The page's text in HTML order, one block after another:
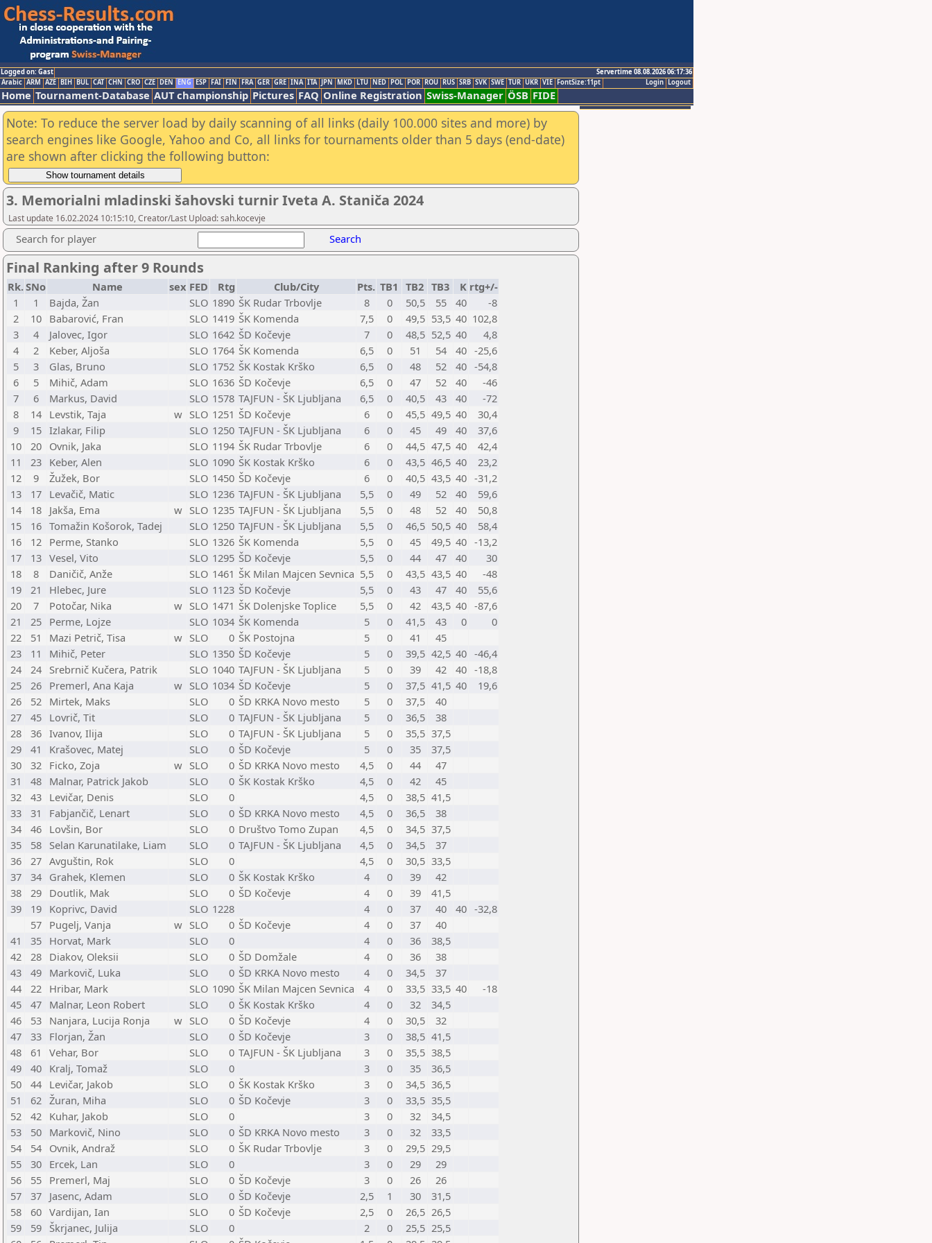
Logged on: Gast
Servertime 08.08.2026 06:17:36
Logout
Login
Arabic ARM AZE BIH BUL CAT CHN CRO CZE DEN ENG ESP FAI FIN FRA GER GRE INA ITA JPN MKD LTU NED POL POR ROU RUS SRB SVK SWE TUR UKR VIE FontSize:11pt
Home Tournament-Database AUT championship Pictures FAQ Online Registration Swiss-Manager ÖSB FIDE
Note: To reduce the server load by daily scanning of all links (daily 100.000 sites and more) by
search engines like Google, Yahoo and Co, all links for tournaments older than 5 days (end-date)
are shown after clicking the following button:
3. Memorialni mladinski šahovski turnir Iveta A. Staniča 2024
Last update 16.02.2024 10:15:10, Creator/Last Upload: sah.kocevje
Search for player Search
Final Ranking after 9 Rounds
Rk.SNo Name sex FED Rtg Club/City Pts. TB1 TB2 TB3 K rtg+/-
1
1 Bajda, Žan SLO 1890 ŠK Rudar Trbovlje 8 0 50,5 55 40
-8
2
10 Babarović, Fran SLO 1419 ŠK Komenda 7,5 0 49,5 53,5 40 102,8
3
4 Jalovec, Igor SLO 1642 ŠD Kočevje 7 0 48,5 52,5 40
4,8
4
2 Keber, Aljoša SLO 1764 ŠK Komenda 6,5 0 51 54 40 -25,6
5
3 Glas, Bruno SLO 1752 ŠK Kostak Krško 6,5 0 48 52 40 -54,8
6
5 Mihič, Adam SLO 1636 ŠD Kočevje 6,5 0 47 52 40
-46
7
6 Markus, David SLO 1578 TAJFUN - ŠK Ljubljana 6,5 0 40,5 43 40
-72
8
14 Levstik, Taja w SLO 1251 ŠD Kočevje 6 0 45,5 49,5 40
30,4
9
15 Izlakar, Filip SLO 1250 TAJFUN - ŠK Ljubljana 6 0 45 49 40
37,6
10
20 Ovnik, Jaka SLO 1194 ŠK Rudar Trbovlje 6 0 44,5 47,5 40
42,4
11
23 Keber, Alen SLO 1090 ŠK Kostak Krško 6 0 43,5 46,5 40
23,2
12
9 Žužek, Bor SLO 1450 ŠD Kočevje 6 0 40,5 43,5 40 -31,2
13
17 Levačič, Matic SLO 1236 TAJFUN - ŠK Ljubljana 5,5 0 49 52 40
59,6
14
18 Jakša, Ema w SLO 1235 TAJFUN - ŠK Ljubljana 5,5 0 48 52 40
50,8
15
16 Tomažin Košorok, Tadej SLO 1250 TAJFUN - ŠK Ljubljana 5,5 0 46,5 50,5 40
58,4
16
12 Perme, Stanko SLO 1326 ŠK Komenda 5,5 0 45 49,5 40 -13,2
17
13 Vesel, Vito SLO 1295 ŠD Kočevje 5,5 0 44 47 40
30
18
8 Daničič, Anže SLO 1461 ŠK Milan Majcen Sevnica 5,5 0 43,5 43,5 40
-48
19
21 Hlebec, Jure SLO 1123 ŠD Kočevje 5,5 0 43 47 40
55,6
20
7 Potočar, Nika w SLO 1471 ŠK Dolenjske Toplice 5,5 0 42 43,5 40 -87,6
21
25 Perme, Lojze SLO 1034 ŠK Komenda 5 0 41,5 43 0
0
22
51 Mazi Petrič, Tisa w SLO 0 ŠK Postojna 5 0 41
45
23
11 Mihič, Peter SLO 1350 ŠD Kočevje 5 0 39,5 42,5 40 -46,4
24
24 Srebrnič Kučera, Patrik SLO 1040 TAJFUN - ŠK Ljubljana 5 0 39 42 40 -18,8
25
26 Premerl, Ana Kaja w SLO 1034 ŠD Kočevje 5 0 37,5 41,5 40
19,6
26
52 Mirtek, Maks SLO 0 ŠD KRKA Novo mesto 5 0 37,5
40
27
45 Lovrič, Tit SLO 0 TAJFUN - ŠK Ljubljana 5 0 36,5
38
28
36 Ivanov, Ilija SLO 0 TAJFUN - ŠK Ljubljana 5 0 35,5 37,5
29
41 Krašovec, Matej SLO 0 ŠD Kočevje 5 0 35
37,5
30
32 Ficko, Zoja w SLO 0 ŠD KRKA Novo mesto 4,5 0 44
47
31
48 Malnar, Patrick Jakob SLO 0 ŠK Kostak Krško 4,5 0 42
45
32
43 Levičar, Denis SLO 0 4,5 0 38,5 41,5
33
31 Fabjančič, Lenart SLO 0 ŠD KRKA Novo mesto 4,5 0 36,5
38
34
46 Lovšin, Bor SLO 0 Društvo Tomo Zupan 4,5 0 34,5 37,5
35
58 Selan Karunatilake, Liam SLO 0 TAJFUN - ŠK Ljubljana 4,5 0 34,5
37
36
27 Avguštin, Rok SLO 0 4,5 0 30,5 33,5
37
34 Grahek, Klemen SLO 0 ŠK Kostak Krško 4 0 39
42
38
29 Doutlik, Mak SLO 0 ŠD Kočevje 4 0 39
41,5
39
19 Koprivc, David SLO 1228 4 0 37 40 40 -32,8
57 Pugelj, Vanja w SLO 0 ŠD Kočevje 4 0 37
40
41
35 Horvat, Mark SLO 0 4 0 36
38,5
42
28 Diakov, Oleksii SLO 0 ŠD Domžale 4 0 36
38
43
49 Markovič, Luka SLO 0 ŠD KRKA Novo mesto 4 0 34,5
37
44
22 Hribar, Mark SLO 1090 ŠK Milan Majcen Sevnica 4 0 33,5 33,5 40
-18
45
47 Malnar, Leon Robert SLO 0 ŠK Kostak Krško 4 0 32
34,5
46
53 Nanjara, Lucija Ronja w SLO 0 ŠD Kočevje 4 0 30,5
32
47
33 Florjan, Žan SLO 0 ŠD Kočevje 3 0 38,5 41,5
48
61 Vehar, Bor SLO 0 TAJFUN - ŠK Ljubljana 3 0 35,5 38,5
49
40 Kralj, Tomaž SLO 0 3 0 35
36,5
50
44 Levičar, Jakob SLO 0 ŠK Kostak Krško 3 0 34,5 36,5
51
62 Žuran, Miha SLO 0 ŠD Kočevje 3 0 33,5 35,5
52
42 Kuhar, Jakob SLO 0 3 0 32
34,5
53
50 Markovič, Nino SLO 0 ŠD KRKA Novo mesto 3 0 32
33,5
54
54 Ovnik, Andraž SLO 0 ŠK Rudar Trbovlje 3 0 29,5 29,5
55
30 Ercek, Lan SLO 0 3 0 29
29
56
55 Premerl, Maj SLO 0 ŠD Kočevje 3 0 26
26
57
37 Jasenc, Adam SLO 0 ŠD Kočevje 2,5 1 30
31,5
58
60 Vardijan, Ian SLO 0 ŠD Kočevje 2,5 0 26,5 26,5
59
59 Škrjanec, Julija SLO 0 2 0 25,5 25,5